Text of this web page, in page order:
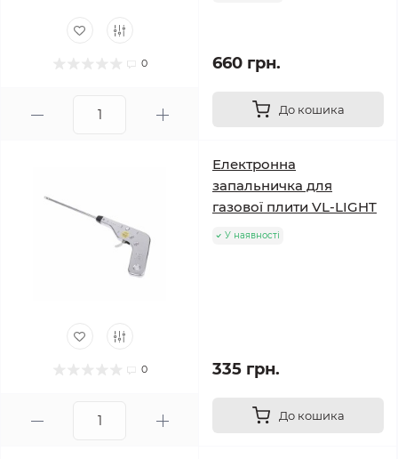
0 660 грн.
До кошика
0
Електронна
запальничка для
газової плити VL-LIGHT
У наявності
335 грн.
До кошика